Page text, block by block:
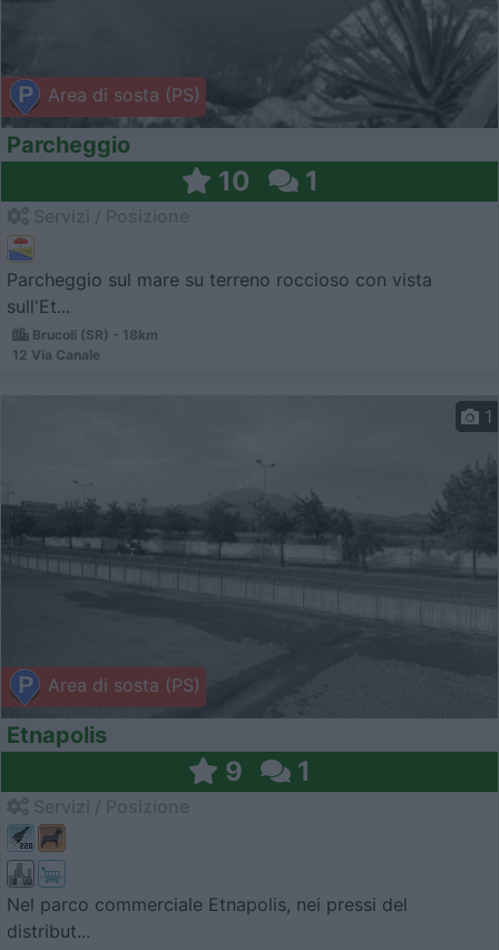
Area di sosta (PS)
Parcheggio
10 1
Parcheggio sul mare su terreno roccioso con vista
sull'Et...
Brucoli (SR) - 18km
12 Via Canale
Area di sosta (PS)
1
Etnapolis
9 1
Nel parco commerciale Etnapolis, nei pressi del
distribut...